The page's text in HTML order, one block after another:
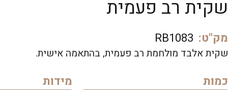
שקית רב פעמית
מק"ט: RB1083
שקית אלבד מולחמת רב פעמית, בהתאמה אישית.
כמות מידות